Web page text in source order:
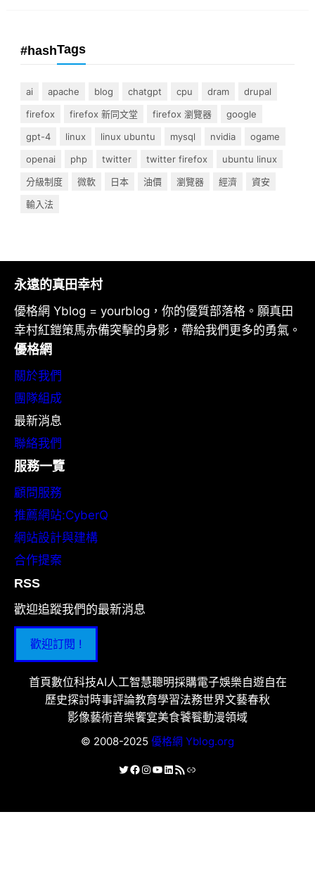
#hashTags
ai apache blog chatgpt cpu dram
drupal
firefox
firefox 新同文堂 firefox 瀏覽器
google
gpt-4
linux linux ubuntu mysql nvidia
ogame
openai
php twitter twitter firefox
ubuntu linux
分級制度
微軟 日本 油價 瀏覽器 經濟
資安
輸入法
永遠的真田幸村
優格網 Yblog = yourblog，你的優質部落格。願真田
幸村紅鎧策馬赤備突擊的身影，帶給我們更多的勇氣。
優格網
關於我們
團隊組成
最新消息
聯絡我們
服務一覽
顧問服務
推薦網站:CyberQ
網站設計與建構
合作提案
RSS
歡迎追蹤我們的最新消息
歡迎訂閱 !
首頁數位科技AI人工智慧聰明採購電子娛樂自遊自在
歷史探討時事評論教育學習法務世界文藝春秋
影像藝術音樂饗宴美食饕餮動漫領域
© 2008-2025 優格網 Yblog.org
X Facebook
Instagram
YouTube
LinkedIn
RSS 資訊提供連結